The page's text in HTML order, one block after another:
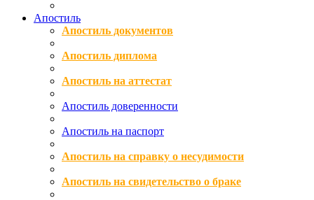
Апостиль
Апостиль документов
Апостиль диплома
Апостиль на аттестат
Апостиль доверенности
Апостиль на паспорт
Апостиль на справку о несудимости
Апостиль на свидетельство о браке